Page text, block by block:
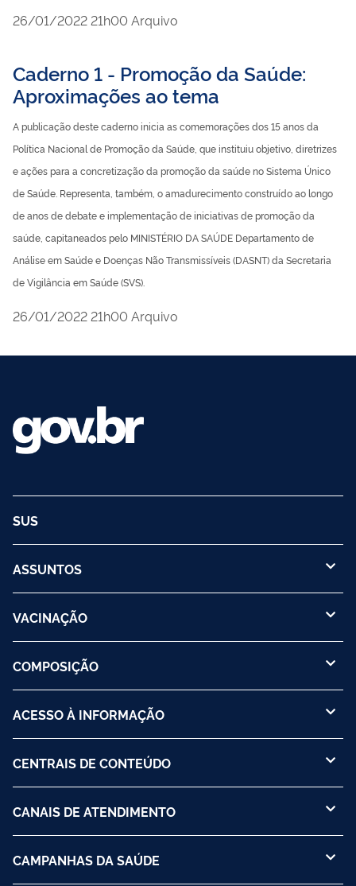
publicado
26/01/2022 21h00 Arquivo
Caderno 1 - Promoção da Saúde:
Aproximações ao tema
A publicação deste caderno inicia as comemorações dos 15 anos da
Política Nacional de Promoção da Saúde, que instituiu objetivo, diretrizes
e ações para a concretização da promoção da saúde no Sistema Único
de Saúde. Representa, também, o amadurecimento construído ao longo
de anos de debate e implementação de iniciativas de promoção da
saúde, capitaneados pelo MINISTÉRIO DA SAÚDE Departamento de
Análise em Saúde e Doenças Não Transmissíveis (DASNT) da Secretaria
de Vigilância em Saúde (SVS).
publicado
26/01/2022 21h00 Arquivo
SUS
ASSUNTOS
VACINAÇÃO
COMPOSIÇÃO
ACESSO À INFORMAÇÃO
CENTRAIS DE CONTEÚDO
CANAIS DE ATENDIMENTO
CAMPANHAS DA SAÚDE